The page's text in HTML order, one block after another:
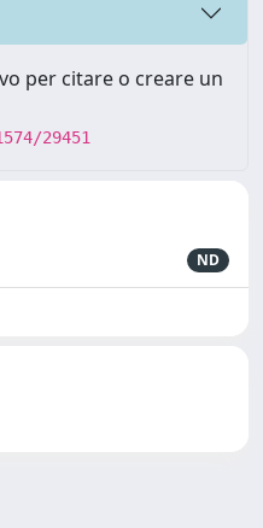
per citare o creare un
29451
ND